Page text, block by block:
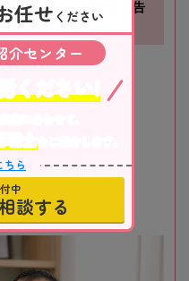
添い、確かな相続税申告
江坂駅
ンライン相談可
任せください
介センター
産に合わせて、
士
をご紹介します。
ちら
中
談する